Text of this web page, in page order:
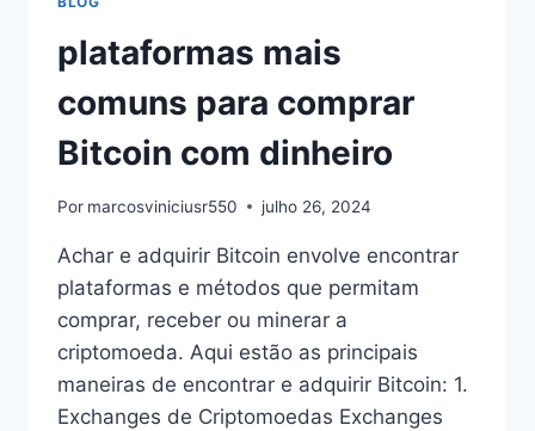
plataformas mais
comuns para comprar
Bitcoin com dinheiro
Por marcosviniciusr550 julho 26, 2024
Achar e adquirir Bitcoin envolve encontrar
plataformas e métodos que permitam
comprar, receber ou minerar a
criptomoeda. Aqui estão as principais
maneiras de encontrar e adquirir Bitcoin: 1.
Exchanges de Criptomoedas Exchanges